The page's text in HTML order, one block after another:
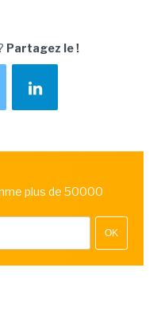
Partagez le !
plus de 50000
OK